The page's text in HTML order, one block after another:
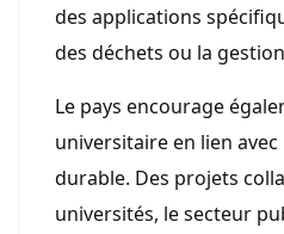
des applications
des déchets ou la
Le pays encourage
universitaire en lien
durable. Des projets
universités, le secteur